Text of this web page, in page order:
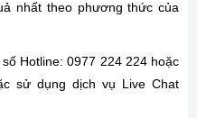
nhất theo phương thức của
Hotline: 0977 224 224 hoặc
sử dụng dịch vụ Live Chat